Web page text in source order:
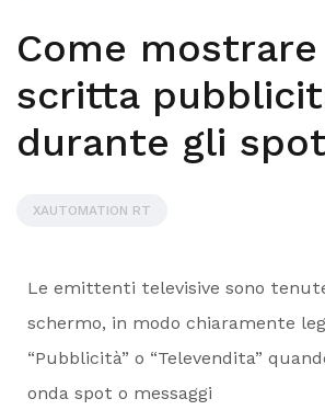
Come
scritta
durante gli
XAUTOMATION RT
Le emittenti televisive sono
schermo, in modo chiaramente
“Pubblicità” o “Televendita”
onda spot o messaggi